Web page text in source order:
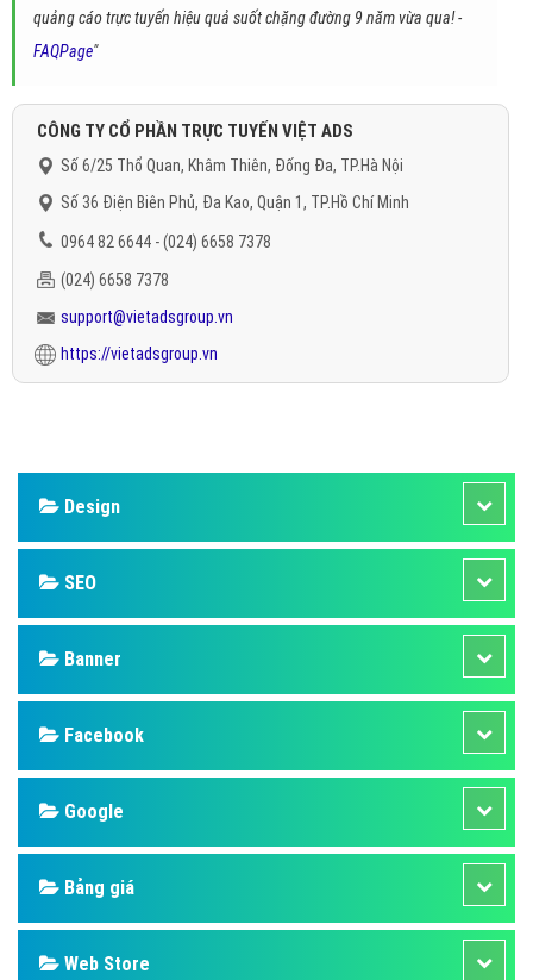
quảng cáo trực tuyến hiệu quả suốt chặng đường 9 năm vừa qua! -
FAQPage"
CÔNG TY CỔ PHẦN TRỰC TUYẾN VIỆT ADS
Số 6/25 Thổ Quan, Khâm Thiên, Đống Đa, TP.Hà Nội
Số 36 Điện Biên Phủ, Đa Kao, Quận 1, TP.Hồ Chí Minh
0964 82 6644 - (024) 6658 7378
(024) 6658 7378
support@vietadsgroup.vn
https://vietadsgroup.vn